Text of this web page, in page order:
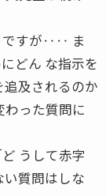
ですが‥‥ ま
どん な指示を
及されるのか
わった質問に
うして赤字
質問はしな